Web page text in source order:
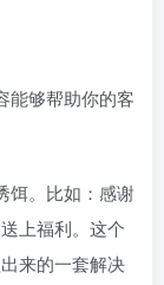
能够帮助你的客
饵。比如：感谢
上福利。这个
来的一套解决